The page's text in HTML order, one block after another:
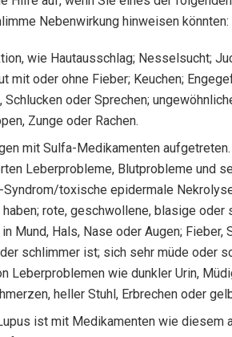
Nebenwirkung hinweisen könnten:
wie Hautausschlag; Nesselsucht;
mit oder ohne Fieber; Keuchen;
oder Sprechen;
Zunge oder Rachen.
mit Sulfa-Medikamenten
Leberprobleme, Blutprobleme und
toxische epidermale
rote, geschwollene, blasige oder
Mund, Hals, Nase oder Augen;
schlimmer ist; sich sehr müde oder
Leberproblemen wie dunkler Urin,
heller Stuhl, Erbrechen oder
ist mit Medikamenten wie diesem